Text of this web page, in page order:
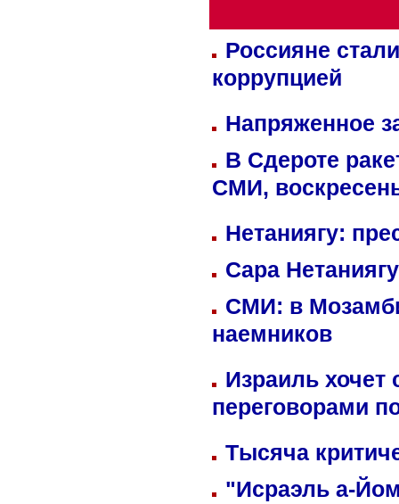
Россияне
коррупцией
Напряженное
В Сдероте
СМИ,
Нетаниягу:
Сара
СМИ: в
наемников
Израиль хочет
переговорами
Тысяча
"Исраэль а-